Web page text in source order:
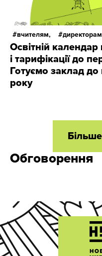
вчителям,
Освітній календар
і тарифікації до
Готуємо заклад
року
Обговорення